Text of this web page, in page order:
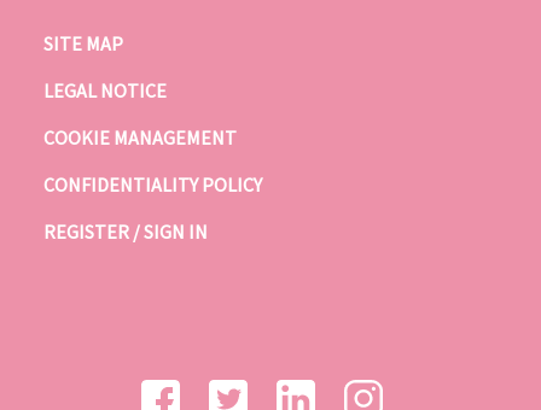
SITE MAP
LEGAL NOTICE
COOKIE MANAGEMENT
CONFIDENTIALITY POLICY
REGISTER / SIGN IN